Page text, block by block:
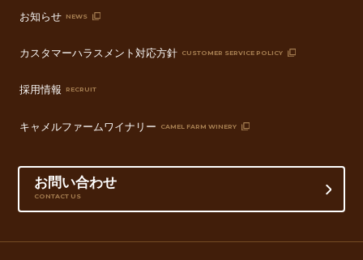
お知らせ NEWS
カスタマーハラスメント対応方針 CUSTOMER SERVICE POLICY
採用情報 RECRUIT
キャメルファームワイナリー CAMEL FARM WINERY
お問い合わせ
CONTACT US